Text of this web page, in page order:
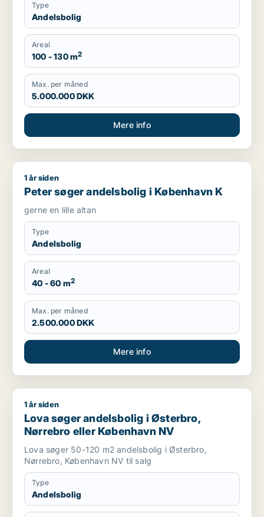
Type
Andelsbolig
Areal
100 - 130 m2
Max. per måned
5.000.000 DKK
Mere info
Peter søger andelsbolig i København K
1 år siden
Peter søger andelsbolig i København K
gerne en lille altan
Type
Andelsbolig
Areal
40 - 60 m2
Max. per måned
2.500.000 DKK
Mere info
Lova søger andelsbolig i Østerbro, Nørrebro eller
1 år siden
Lova søger andelsbolig i Østerbro,
Nørrebro eller København NV
Lova søger 50-120 m2 andelsbolig i Østerbro,
Nørrebro, København NV til salg
Type
Andelsbolig